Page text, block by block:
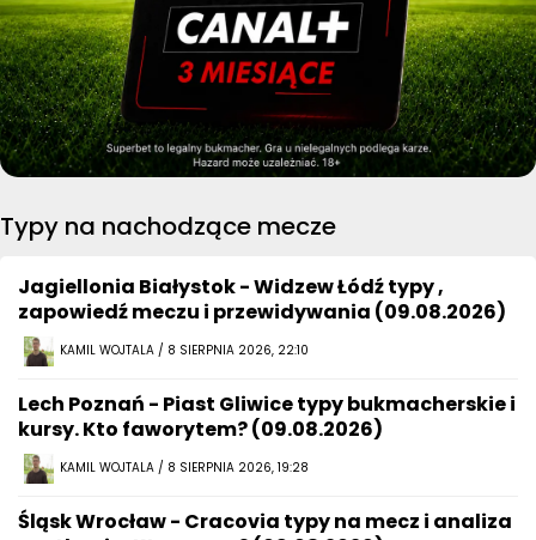
Typy na nachodzące mecze
Jagiellonia Białystok - Widzew Łódź typy ,
zapowiedź meczu i przewidywania (09.08.2026)
KAMIL WOJTALA / 8 SIERPNIA 2026, 22:10
Lech Poznań - Piast Gliwice typy bukmacherskie i
kursy. Kto faworytem? (09.08.2026)
KAMIL WOJTALA / 8 SIERPNIA 2026, 19:28
Śląsk Wrocław - Cracovia typy na mecz i analiza